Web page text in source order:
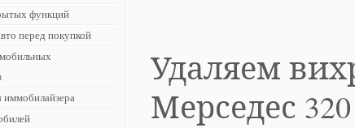
функций
перед покупкой
Удаляем
Мерседес